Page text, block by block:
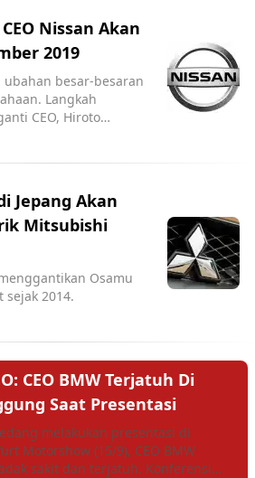
Nissan Akan
2019
ubahan besar-besaran
Langkah
CEO, Hiroto
Jepang Akan
Mitsubishi
Osamu
sejak 2014.
CEO BMW Terjatuh Di
Saat Presentasi
melakukan presentasi di
Motorshow (15/9), CEO BMW
sakit dan terjatuh. Konferensi